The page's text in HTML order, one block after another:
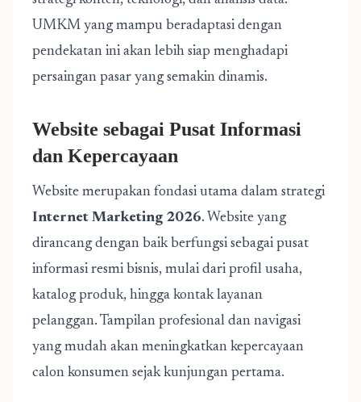
UMKM yang mampu beradaptasi dengan
pendekatan ini akan lebih siap menghadapi
persaingan pasar yang semakin dinamis.
Website sebagai Pusat Informasi
dan Kepercayaan
Website merupakan fondasi utama dalam strategi
Internet Marketing 2026. Website yang
dirancang dengan baik berfungsi sebagai pusat
informasi resmi bisnis, mulai dari profil usaha,
katalog produk, hingga kontak layanan
pelanggan. Tampilan profesional dan navigasi
yang mudah akan meningkatkan kepercayaan
calon konsumen sejak kunjungan pertama.